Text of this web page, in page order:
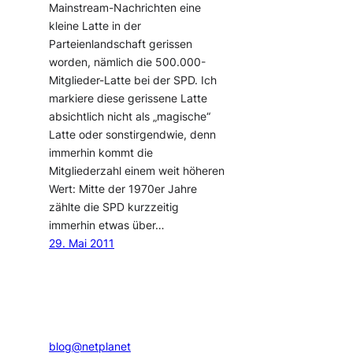
Mainstream-Nachrichten eine
kleine Latte in der
Parteienlandschaft gerissen
worden, nämlich die 500.000-
Mitglieder-Latte bei der SPD. Ich
markiere diese gerissene Latte
absichtlich nicht als „magische“
Latte oder sonstirgendwie, denn
immerhin kommt die
Mitgliederzahl einem weit höheren
Wert: Mitte der 1970er Jahre
zählte die SPD kurzzeitig
immerhin etwas über…
29. Mai 2011
blog@netplanet